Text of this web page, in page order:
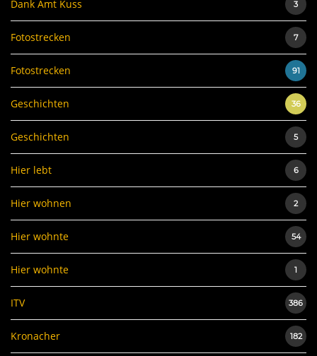
Dank Amt Kuss 3
Fotostrecken 7
Fotostrecken 91
Geschichten 36
Geschichten 5
Hier lebt 6
Hier wohnen 2
Hier wohnte 54
Hier wohnte 1
ITV 386
Kronacher 182